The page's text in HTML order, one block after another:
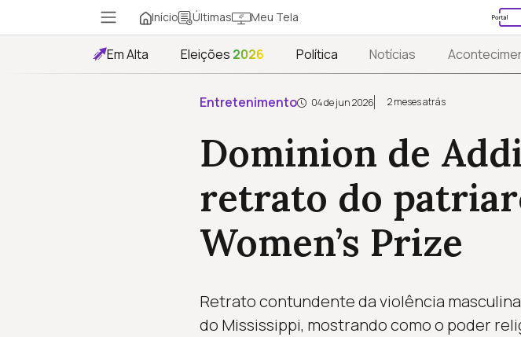
Início Últimas Meu Tela
Em Alta Eleições 2026 Política Notícias
Entretenimento 04 de jun 2026 2 meses atrás
Dominion de
retrato do
Women’s Prize
Retrato contundente da violência
do Mississippi, mostrando como o poder